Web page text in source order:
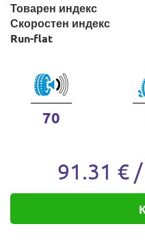
Товарен индекс
Скоростен индекс
Run-flat
70
91.31 €